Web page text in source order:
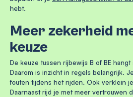
hebt.
Meer zekerheid
keuze
De keuze tussen rijbewijs B of BE
Daarom is inzicht in regels belangrijk.
fouten tijdens het rijden. Ook verklein
Daarnaast rijd je met meer vertrouwen